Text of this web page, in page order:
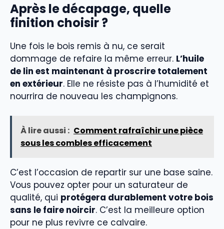
Après le décapage, quelle
finition choisir ?
Une fois le bois remis à nu, ce serait
dommage de refaire la même erreur. L’huile
de lin est maintenant à proscrire totalement
en extérieur. Elle ne résiste pas à l’humidité et
nourrira de nouveau les champignons.
À lire aussi : Comment rafraîchir une pièce
sous les combles efficacement
C’est l’occasion de repartir sur une base saine.
Vous pouvez opter pour un saturateur de
qualité, qui protégera durablement votre bois
sans le faire noircir. C’est la meilleure option
pour ne plus revivre ce calvaire.